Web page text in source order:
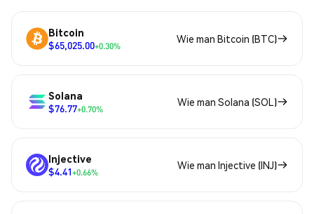
Bitcoin
$65,025.00+0.30%
Wie man Bitcoin (BTC)
Solana
$76.77+0.70%
Wie man Solana (SOL)
Injective
$4.41+0.66%
Wie man Injective (INJ)